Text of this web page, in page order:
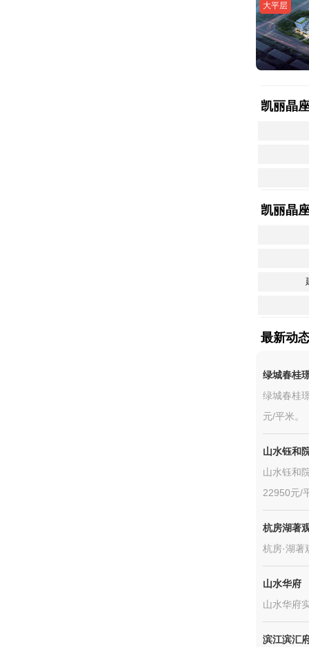
大平层
凯丽晶
凯丽晶
最新动
绿城春桂
绿城春桂
元/平米。
山水钰和
山水钰和
22950元/
杭房湖著
杭房·湖
山水华府
山水华府
滨江滨汇